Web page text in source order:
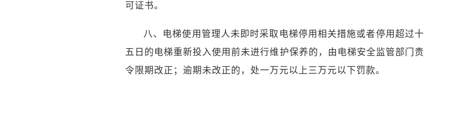
可证书。
八、电梯使用管理人未即时采取电梯停用相关措施或者停用超过十
五日的电梯重新投入使用前未进行维护保养的，由电梯安全监管部门责
令限期改正；逾期未改正的，处一万元以上三万元以下罚款。​